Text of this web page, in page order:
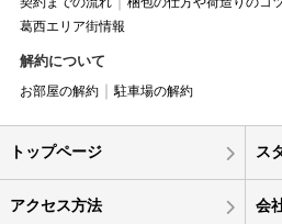
葛西エリア街情報
解約について
お部屋の解約 駐車場の解約
トップページ ス
アクセス方法 会